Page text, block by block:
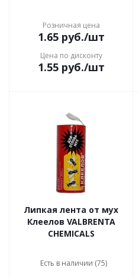
Розничная цена
1.65руб./шт
Цена по дисконту
1.55руб./шт
Липкая лента от мух
Клеелов VALBRENTA
CHEMICALS
Есть в наличии (75)